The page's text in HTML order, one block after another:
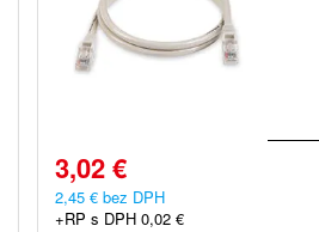
3,02 €
2,45 € bez DPH
+RP s DPH 0,02 €